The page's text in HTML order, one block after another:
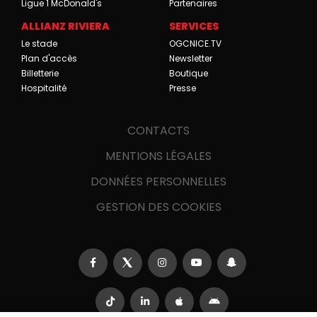
Ligue 1 McDonald's Partenaires
ALLIANZ RIVIERA
Le stade
Plan d'accès
Billetterie
Hospitalité
SERVICES
OGCNICE.TV
Newsletter
Boutique
Presse
CONTACTS
MENTIONS LÉGALES
DONNÉES PERSONNELLES
GESTION DES COOKIES